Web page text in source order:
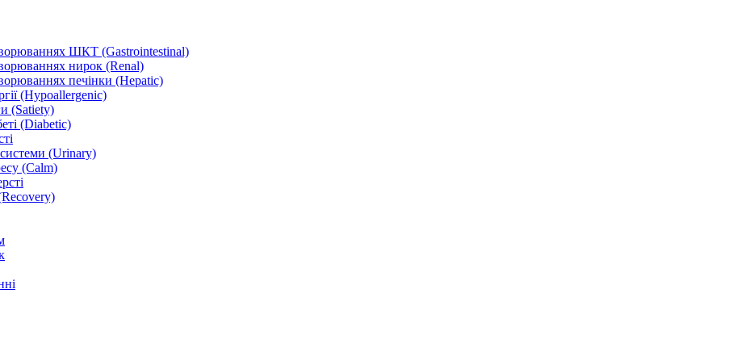
ШКТ (Gastrointestinal)
нирок (Renal)
печінки (Hepatic)
(Hypoallergenic)
(Satiety)
(Diabetic)
(Urinary)
(Calm)